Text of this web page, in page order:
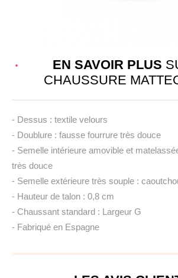
EN SAVOIR PLUS
CHAUSSURE
- Dessus : textile velours
- Doublure : fausse fourrure très douce
- Semelle intérieure amovible et
très douce
- Semelle extérieure très souple :
- Hauteur de talon : 0,8 cm
- Chaussant standard : Largeur G
- Fabriqué en Espagne